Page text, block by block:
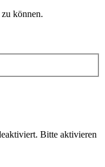
können.
Bitte aktivieren